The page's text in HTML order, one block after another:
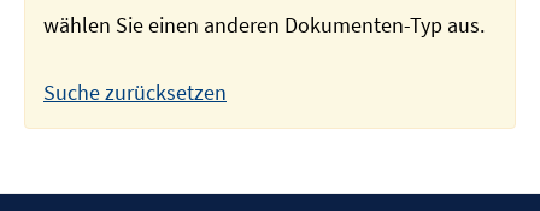
wählen Sie einen anderen Dokumenten-Typ aus.
Suche zurücksetzen